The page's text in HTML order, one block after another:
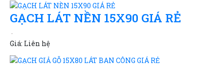
GẠCH LÁT NỀN 15X90 GIÁ RẺ
Giá: Liên hệ